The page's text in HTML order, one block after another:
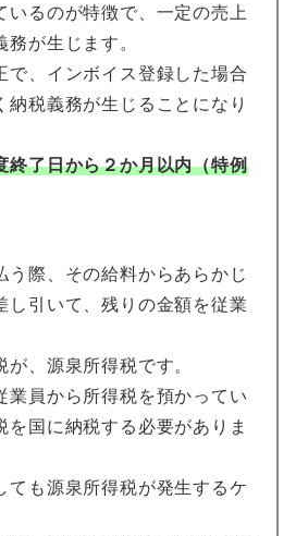
いるのが特徴で、一定の売上
が生じます。
で、インボイス登録した場合
納税義務が生じることになり
終了日から２か月以内（特例
う際、その給料からあらかじ
し引いて、残りの金額を従業
、源泉所得税です。
業員から所得税を預かってい
を国に納税する必要がありま
ても源泉所得税が発生するケ